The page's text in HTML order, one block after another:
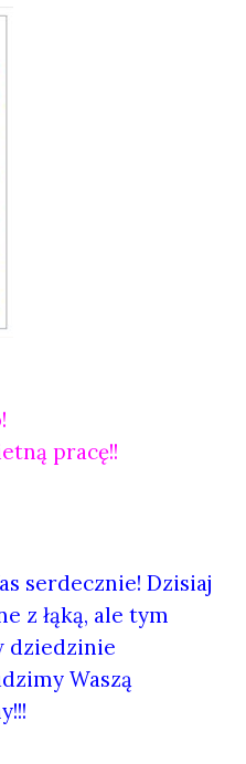
pracę!!
serdecznie! Dzisiaj
z łąką, ale tym
dziedzinie
Waszą